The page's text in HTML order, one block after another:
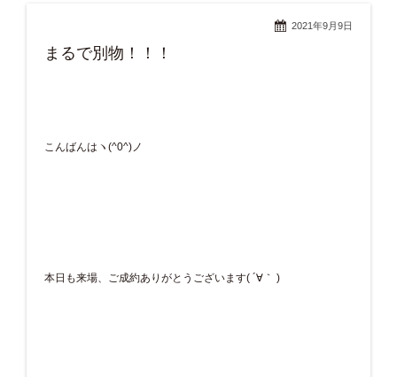
2021年9月9日
まるで別物！！！
こんばんはヽ(^0^)ノ
本日も来場、ご成約ありがとうございます( ´∀｀ )